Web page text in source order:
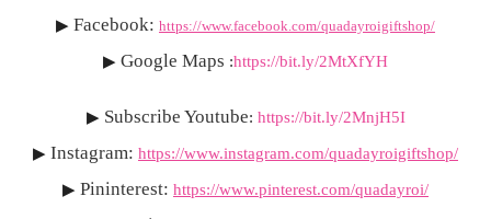
▶ Facebook: https://www.facebook.com/quadayroigiftshop/
▶ Google Maps :https://bit.ly/2MtXfYH
▶ Subscribe Youtube: https://bit.ly/2MnjH5I
▶ Instagram: https://www.instagram.com/quadayroigiftshop/
▶ Pininterest: https://www.pinterest.com/quadayroi/